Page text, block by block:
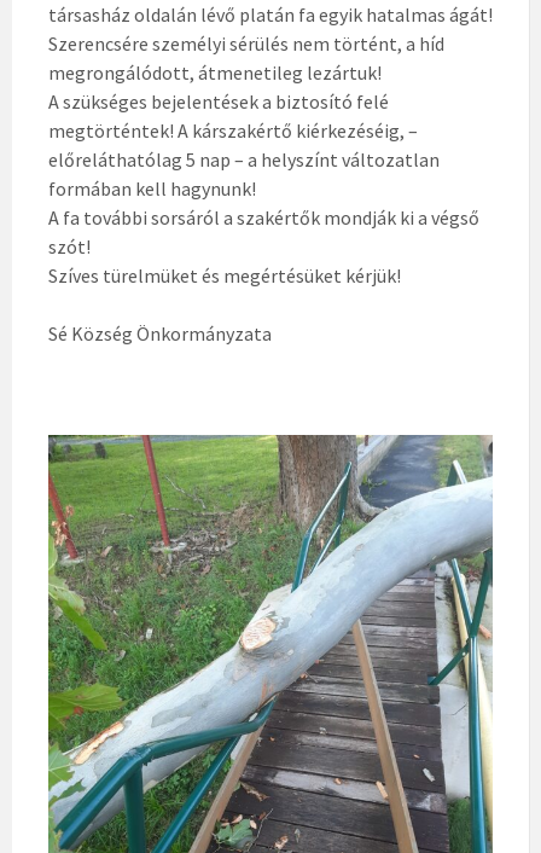
társasház oldalán lévő platán fa egyik hatalmas ágát!
Szerencsére személyi sérülés nem történt, a híd
megrongálódott, átmenetileg lezártuk!
A szükséges bejelentések a biztosító felé
megtörténtek! A kárszakértő kiérkezéséig, –
előreláthatólag 5 nap – a helyszínt változatlan
formában kell hagynunk!
A fa további sorsáról a szakértők mondják ki a végső
szót!
Szíves türelmüket és megértésüket kérjük!
Sé Község Önkormányzata